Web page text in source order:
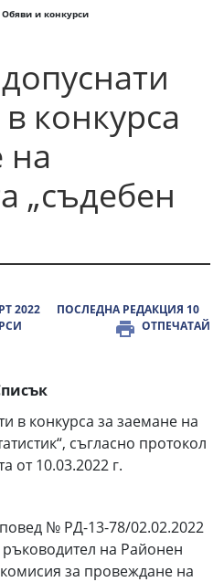
Обяви и конкурси
конкурса
на
„съдебен
2022
ПОСЛЕДНА РЕДАКЦИЯ 10
ОТПЕЧАТАЙ
в конкурса за заемане на
съгласно протокол
от 10.03.2022 г.
№ РД-13-78/02.02.2022
на Районен
за провеждане на